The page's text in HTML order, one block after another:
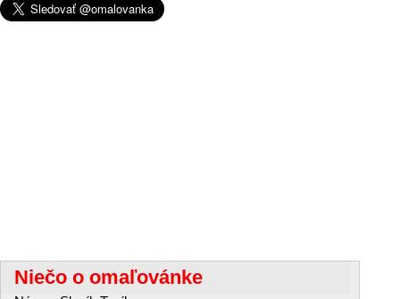
Niečo o omaľovánke